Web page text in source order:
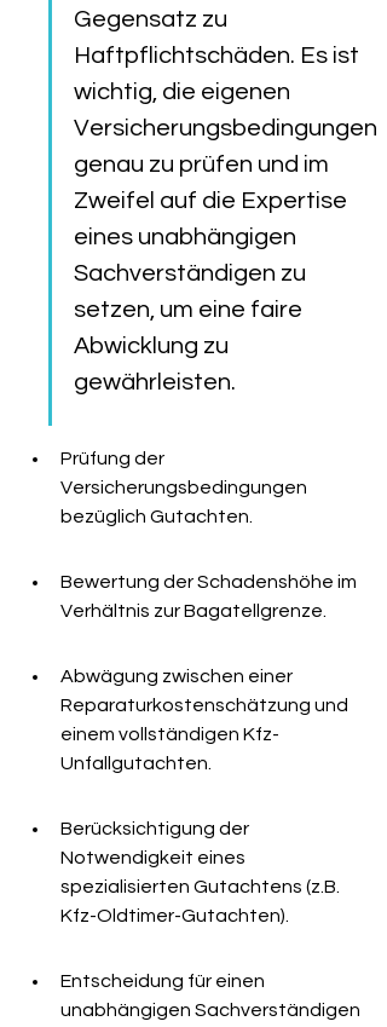
Gegensatz zu
Haftpflichtschäden. Es ist
wichtig, die eigenen
Versicherungsbedingungen
genau zu prüfen und im
Zweifel auf die Expertise
eines unabhängigen
Sachverständigen zu
setzen, um eine faire
Abwicklung zu
gewährleisten.
Prüfung der
Versicherungsbedingungen
bezüglich Gutachten.
Bewertung der Schadenshöhe im
Verhältnis zur Bagatellgrenze.
Abwägung zwischen einer
Reparaturkostenschätzung und
einem vollständigen Kfz-
Unfallgutachten.
Berücksichtigung der
Notwendigkeit eines
spezialisierten Gutachtens (z.B.
Kfz-Oldtimer-Gutachten).
Entscheidung für einen
unabhängigen Sachverständigen